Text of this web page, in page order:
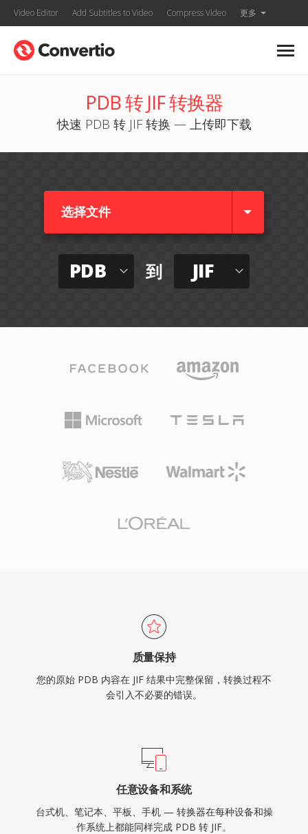
Video Editor Add Subtitles to Video Compress Video 更多
PDB 转 JIF 转换器
快速 PDB 转 JIF 转换 — 上传即下载
选择文件
PDB 到 JIF
质量保持
您的原始 PDB 内容在 JIF 结果中完整保留，转换过程不
会引入不必要的错误。
任意设备和系统
台式机、笔记本、平板、手机 — 转换器在每种设备和操
作系统上都能同样完成 PDB 转 JIF。